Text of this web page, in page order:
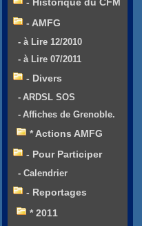
- Historique du CFM
- AMFG
- à Lire 12/2010
- à Lire 07/2011
- Divers
- ARDSL SOS
- Affiches de Grenoble.
* Actions AMFG
- Pour Participer
- Calendrier
- Reportages
* 2011